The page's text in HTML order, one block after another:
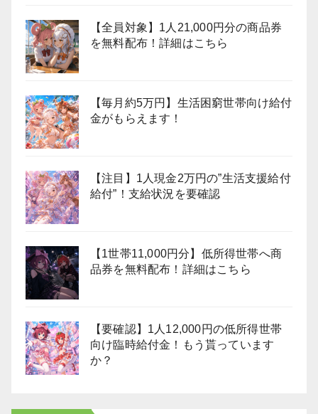
【全員対象】1人21,000円分の商品券
を無料配布！詳細はこちら
【毎月約5万円】生活困窮世帯向け給付
金がもらえます！
【注目】1人現金2万円の”生活支援給付
給付”！支給状況を要確認
【1世帯11,000円分】低所得世帯へ商
品券を無料配布！詳細はこちら
【要確認】1人12,000円の低所得世帯
向け臨時給付金！もう貰っています
か？